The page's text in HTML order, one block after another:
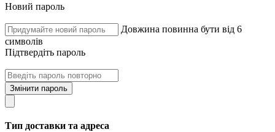
Новий пароль
Довжина повинна бути від 6
символів
Підтвердіть пароль
Змінити пароль
Тип доставки та адреса